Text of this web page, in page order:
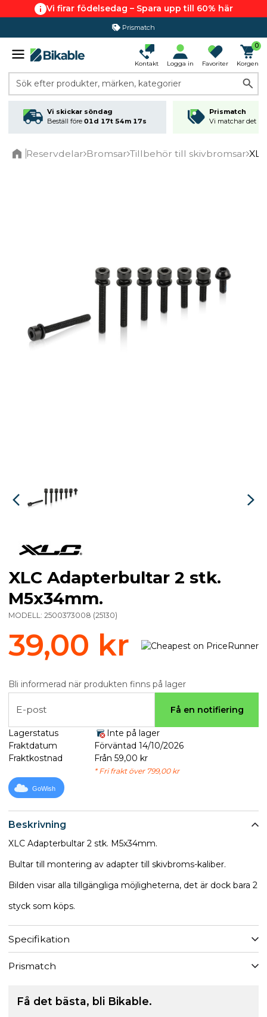
Vi firar födelsedag – Spara upp till 60% här
Prismatch
Kontakt Logga in Favoriter
0
Korgen
Sök efter produkter, märken, kategorier
Vi skickar söndag
Beställ före 01d 17t 54m 17s
Prismatch
Vi matchar det
Reservdelar Bromsar Tillbehör till skivbromsar
Beskrivning
XLC Adapterbultar 2 stk. M5x34mm.
Bultar till montering av adapter till skivbroms-kaliber.
Bilden visar alla tillgängliga möjligheterna, det är dock bara 2
styck som köps.
Specifikation
Prismatch
XLC Adapterbultar 2 stk.
M5x34mm.
MODELL: 2500373008 (25130)
39,00 kr
Bli informerad när produkten finns på lager
E-post Få en notifiering
Lagerstatus
Inte på lager
Fraktdatum
Förväntad 14/10/2026
Fraktkostnad
Från 59,00 kr
* Fri frakt över 799,00 kr
GoWish
Få det bästa, bli Bikable.